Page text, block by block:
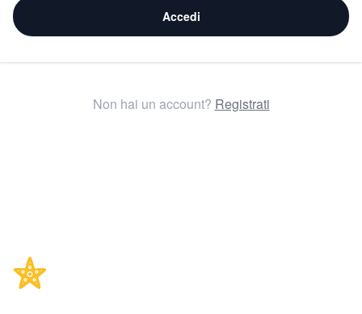
Accedi
Non hai un account? Registrati